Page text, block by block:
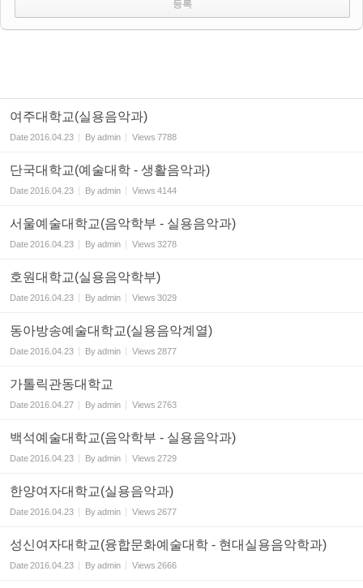
여주대학교(실용음악과)
Date2016.04.23 Byadmin Views 7788
단국대학교(예술대학 - 생활음악과)
Date2016.04.23 Byadmin Views 4144
서울예술대학교(음악학부 - 실용음악과)
Date2016.04.23 Byadmin Views 3278
호원대학교(실용음악학부)
Date2016.04.23 Byadmin Views 3029
동아방송예술대학교(실용음악계열)
Date2016.04.23 Byadmin Views 2877
가톨릭관동대학교
Date2016.04.27 Byadmin Views 2763
백석예술대학교(음악학부 - 실용음악과)
Date2016.04.23 Byadmin Views 2729
한양여자대학교(실용음악과)
Date2016.04.23 Byadmin Views 2677
성신여자대학교(융합문화예술대학 - 현대실용음악학과)
Date2016.04.23 Byadmin Views 2666